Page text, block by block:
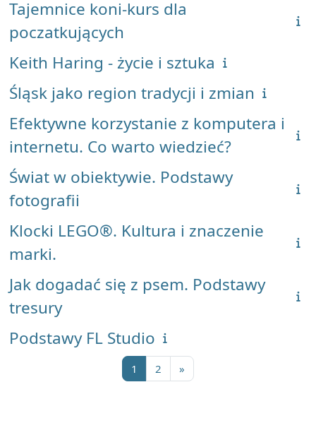
Tajemnice koni-kurs dla
poczatkujących
Keith Haring - życie i sztuka
Śląsk jako region tradycji i zmian
Efektywne korzystanie z komputera i
internetu. Co warto wiedzieć?
Świat w obiektywie. Podstawy
fotografii
Klocki LEGO®. Kultura i znaczenie
marki.
Jak dogadać się z psem. Podstawy
tresury
Podstawy FL Studio
1 Strona 1
2 Strona 2
»